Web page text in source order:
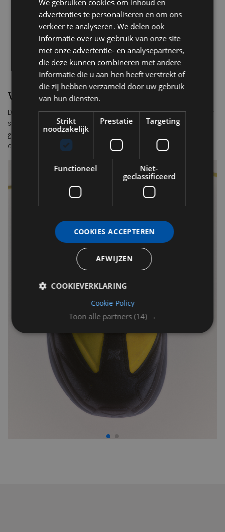
Wereldwijde release
De Spencer Badu Elevon X is beschikbaar op SpencerBadu.com en
sinds vandaag wereldwijd verkrijgbaar via HOKA.com en
geselecteerde exclusieve retailers, voor een
consumentenadviesprijs van
€ 210.
advertenties te personaliseren en om ons
verkeer te analyseren. We delen ook
informatie over uw gebruik van onze site
met onze advertentie- en analysepartners,
die deze kunnen combineren met andere
informatie die u aan hen heeft verstrekt of
die zij hebben verzameld door uw gebruik
van hun diensten.
Toon alle partners (14) →
Strikt
noodzakelijk
Prestatie Targeting
Functioneel
Niet-
geclassificeerd
COOKIES ACCEPTEREN
AFWIJZEN
COOKIEVERKLARING
Cookie Policy